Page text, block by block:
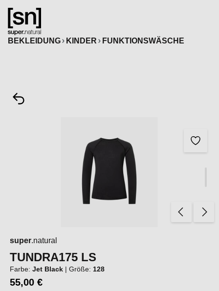
springen
BEKLEIDUNG KINDER FUNKTIONSWÄSCHE
super.natural
TUNDRA175 LS
Farbe: Jet Black | Größe: 128
55,00 €